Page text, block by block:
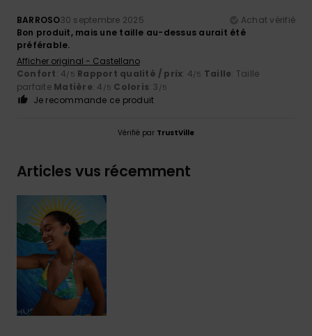
BARROSO30 septembre 2025
Achat vérifié
Bon produit, mais une taille au-dessus aurait été
préférable.
Afficher original - Castellano
Confort: 4/5 Rapport qualité / prix: 4/5 Taille: Taille
parfaite Matière: 4 /5 Coloris: 3 /5
Je recommande ce produit
Vérifié par TrustVille
Articles vus récemment